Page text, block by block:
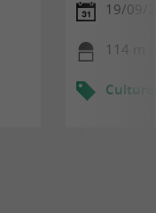
19/09/
114 m
Culture